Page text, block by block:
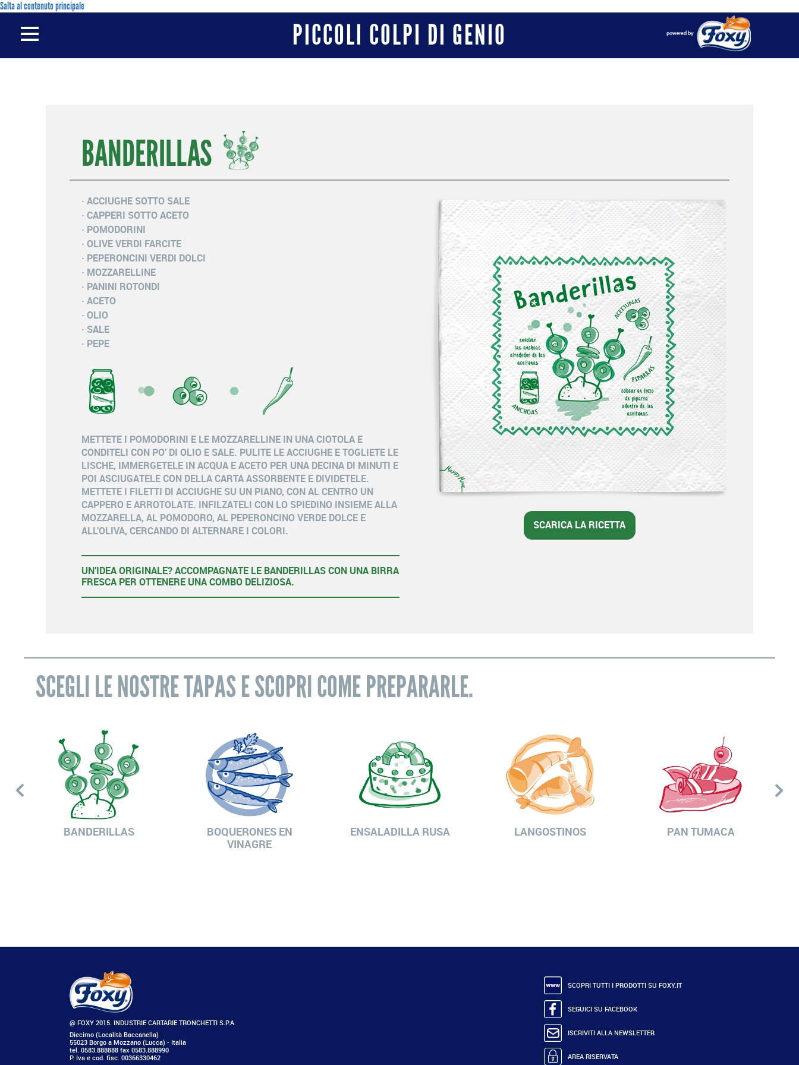
Salta al contenuto principale
HOME
PICCOLI COLPI DI GENIO
BANDERILLAS
· ACCIUGHE SOTTO SALE
· CAPPERI SOTTO ACETO
· POMODORINI
· OLIVE VERDI FARCITE
· PEPERONCINI VERDI DOLCI
· MOZZARELLINE
· PANINI ROTONDI
· ACETO
· OLIO
· SALE
· PEPE
METTETE I POMODORINI E LE MOZZARELLINE IN UNA CIOTOLA E
CONDITELI CON PO’ DI OLIO E SALE. PULITE LE ACCIUGHE E TOGLIETE LE
LISCHE, IMMERGETELE IN ACQUA E ACETO PER UNA DECINA DI MINUTI E
POI ASCIUGATELE CON DELLA CARTA ASSORBENTE E DIVIDETELE.
METTETE I FILETTI DI ACCIUGHE SU UN PIANO, CON AL CENTRO UN
CAPPERO E ARROTOLATE. INFILZATELI CON LO SPIEDINO INSIEME ALLA
MOZZARELLA, AL POMODORO, AL PEPERONCINO VERDE DOLCE E
ALL’OLIVA, CERCANDO DI ALTERNARE I COLORI.
UN’IDEA ORIGINALE? ACCOMPAGNATE LE BANDERILLAS CON UNA BIRRA
FRESCA PER OTTENERE UNA COMBO DELIZIOSA.
SCARICA LA RICETTA
SCEGLI LE NOSTRE TAPAS E SCOPRI COME PREPARARLE.
BANDERILLAS
BOQUERONES EN
VINAGRE
ENSALADILLA RUSA LANGOSTINOS PAN TUMACA
@ FOXY 2015. INDUSTRIE CARTARIE TRONCHETTI S.P.A.
Diecimo (Località Baccanella)
55023 Borgo a Mozzano (Lucca) - Italia
tel. 0583.888888 fax 0583.888990
P. Iva e cod. fisc. 00366330462
SCOPRI TUTTI I PRODOTTI SU FOXY.IT
SEGUICI SU FACEBOOK
ISCRIVITI ALLA NEWSLETTER
AREA RISERVATA